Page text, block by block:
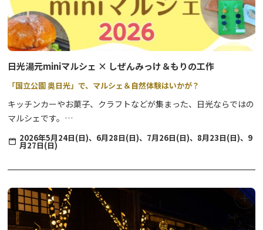
地元自治会の主催のもと、抽選会やバンド演奏等の各種企画もお楽
しみいただけます。
日光湯元miniマルシェ × しぜんみっけ＆もりの工作
「国立公園 奥日光」で、マルシェ＆自然体験はいかが？
キッチンカーやお菓子、クラフトなどが集まった、日光ならではの
マルシェです。
出店店舗は日程により異なります。詳しくは
奥日光ゲストハウス
JUNのInstagramで発信
いたします。
また、日光パークボランティアによる、自然体験（参加無料）も同
時開催いたします。
詳細は、添付のチラシをご覧ください！
2026年5月24日(日)、6月28日(日)、7月26日(日)、8月23日(日)、9
月27日(日)